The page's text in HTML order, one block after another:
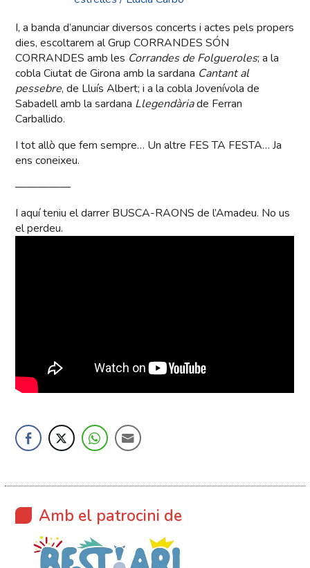
I, a banda d’anunciar diversos concerts i actes pels propers
dies, escoltarem al Grup CORRANDES SÓN
CORRANDES amb les Corrandes de Folgueroles; a la
cobla Ciutat de Girona amb la sardana Cantant al
pessebre, de Lluís Albert; i a la cobla Jovenívola de
Sabadell amb la sardana Llegendàriade Ferran
Carballido.
I tot allò que fem sempre… Un altre FES TA FESTA… Ja
ens coneixeu.
—————
I aquí teniu el darrer BUSCA-RAONS de l’Amadeu. No us
el perdeu.
Amb el patrocini de